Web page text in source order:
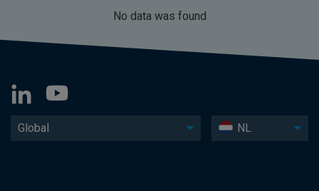
No data was found
Global NL